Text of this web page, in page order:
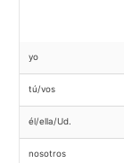
yo
tú/vos
él/ella/Ud.
nosotros